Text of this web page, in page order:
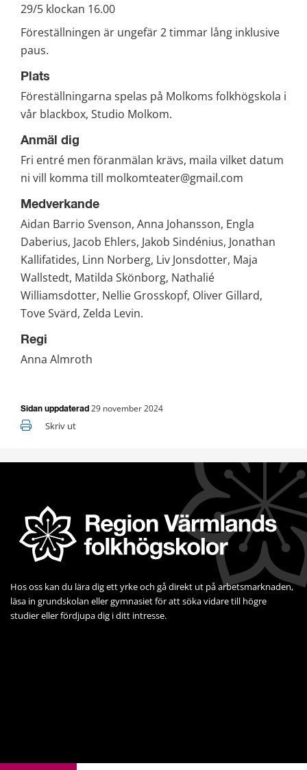
29/5 klockan 16.00
Föreställningen är ungefär 2 timmar lång inklusive
paus.
Plats
Föreställningarna spelas på Molkoms folkhögskola i
vår blackbox, Studio Molkom.
Anmäl dig
Fri entré men föranmälan krävs, maila vilket datum
ni vill komma till molkomteater@gmail.com
Medverkande
Aidan Barrio Svenson, Anna Johansson, Engla
Daberius, Jacob Ehlers, Jakob Sindénius, Jonathan
Kallifatides, Linn Norberg, Liv Jonsdotter, Maja
Wallstedt, Matilda Skönborg, Nathalié
Williamsdotter, Nellie Grosskopf, Oliver Gillard,
Tove Svärd, Zelda Levin.
Regi
Anna Almroth
Sidan uppdaterad 29 november 2024
Skriv ut
Hos oss kan du lära dig ett yrke och gå direkt ut på arbets­marknaden,
läsa in grundskolan eller gymnasiet för att söka vidare till högre
studier eller fördjupa dig i ditt intresse.